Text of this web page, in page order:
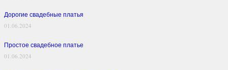
Дорогие свадебные платья
01.06.2024
Простое свадебное платье
01.06.2024